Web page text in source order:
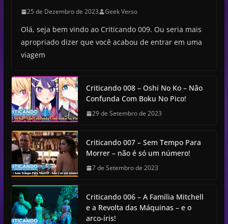
25 de Dezembro de 2023 Geek Verso
Olá, seja bem vindo ao Criticando 009. Ou seria mais
apropriado dizer que você acabou de entrar em uma
viagem
Criticando 008 – Oshi No Ko – Não
Confunda Com Boku No Pico!
29 de Setembro de 2023
Criticando 007 – Sem Tempo Para
Morrer – não é só um número!
7 de Setembro de 2023
Criticando 006 – A Família Mitchell
e a Revolta das Máquinas – e o
arco-íris!